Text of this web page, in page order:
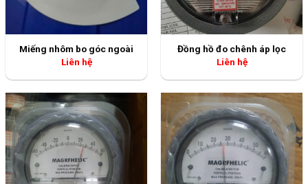
Miếng nhôm bo góc ngoài
Liên hệ
Đồng hồ đo chênh áp lọc
Liên hệ